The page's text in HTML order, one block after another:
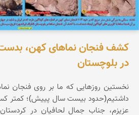
کشف فنجان نماهای کهن،
در بلوچستان
نخستین روزهایی که ما بر روی فنجان
داشتیم(حدود بیست سال پییش)؛ کمتر
عزیزم، جناب جمال لحافیان در